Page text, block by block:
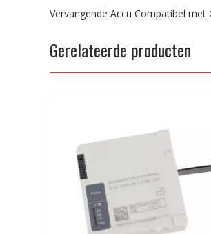
Vervangende Accu Compatibel met
Gerelateerde producten